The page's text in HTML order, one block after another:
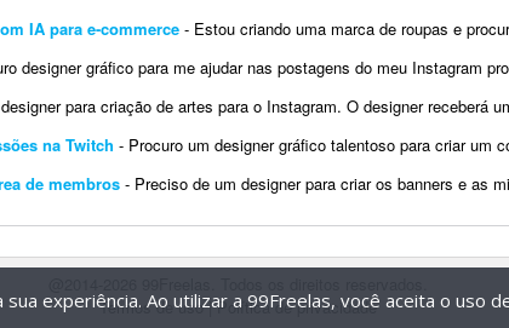
IA para e-commerce - Estou criando uma marca de roupas e procuro um profissional para me ajudar na preparação
gráfico para me ajudar nas postagens do meu Instagram profissional. Algumas já foram feitas por mim, mas
para criação de artes para o Instagram. O designer receberá um calendário editorial já
na Twitch - Procuro um designer gráfico talentoso para criar um conjunto completo de overlays personalizadas
de membros - Preciso de um designer para criar os banners e as miniaturas das minhas aulas, que serão
Termos de uso|Política de privacidade
experiência. Ao utilizar a 99Freelas, você aceita o uso